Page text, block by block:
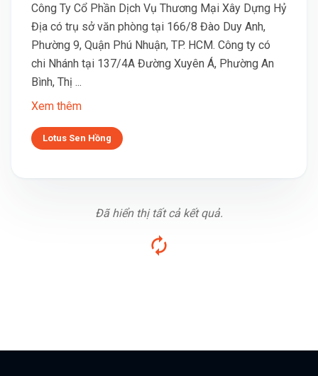
Công Ty Cổ Phần Dịch Vụ Thương Mại Xây Dựng Hỷ
Địa có trụ sở văn phòng tại 166/8 Đào Duy Anh,
Phường 9, Quận Phú Nhuận, TP. HCM. Công ty có
chi Nhánh tại 137/4A Đường Xuyên Á, Phường An
Bình, Thị ...
Xem thêm
Lotus Sen Hồng
Đã hiển thị tất cả kết quả.